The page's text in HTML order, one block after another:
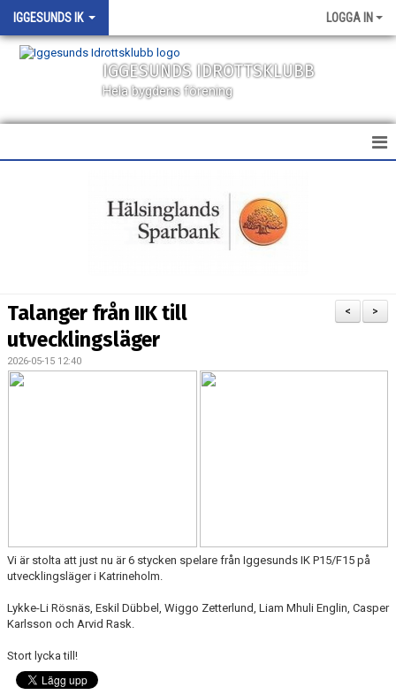
IGGESUNDS IK LOGGA IN
IGGESUNDS IDROTTSKLUBB
Hela bygdens förening
VÅRA LAG
SPONSORER
>
<
Talanger från IIK till
utvecklingsläger
2026-05-15 12:40
Vi är stolta att just nu är 6 stycken spelare från Iggesunds IK P15/F15 på
utvecklingsläger i Katrineholm.
Lykke-Li Rösnäs, Eskil Dübbel, Wiggo Zetterlund, Liam Mhuli Englin, Casper
Karlsson och Arvid Rask.
Stort lycka till!